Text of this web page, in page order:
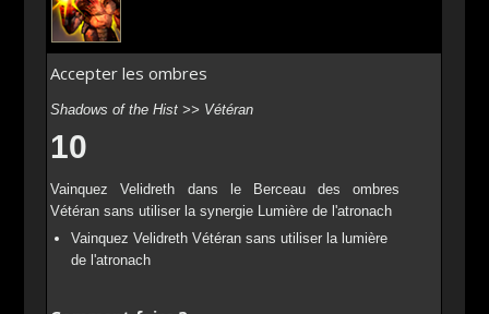
Accepter les ombres
Shadows of the Hist >> Vétéran
10
Vainquez Velidreth dans le Berceau des ombres
Vétéran sans utiliser la synergie Lumière de l'atronach
Vainquez Velidreth Vétéran sans utiliser la lumière
de l'atronach